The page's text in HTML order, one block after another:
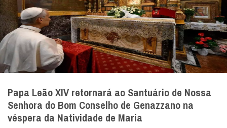
Papa Leão XIV retornará ao Santuário de Nossa
Senhora do Bom Conselho de Genazzano na
véspera da Natividade de Maria